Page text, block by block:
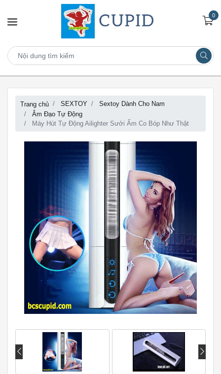
0
Trang chủ SEXTOY
Sextoy Dành Cho Nam
Âm Đạo Tự Động
Máy Hút Tự Động Ailighter Sưởi Ấm Co Bóp Như Thật